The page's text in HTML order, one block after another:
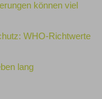
können viel
WHO-Richtwerte
lang